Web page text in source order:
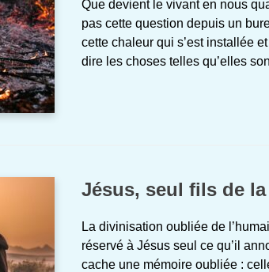
Que devient le vivant en nous
pas cette question depuis un
cette chaleur qui s’est installée
dire les choses telles qu’elles
Jésus, seul fils de
La divinisation oubliée de
réservé à Jésus seul ce qu’il
cache une mémoire oubliée :